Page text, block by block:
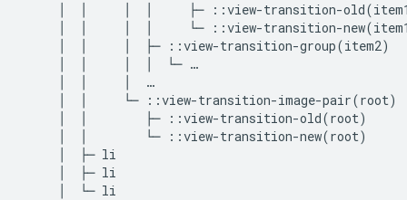
│  │     │  │     ├─ ::view-transition-
│  │     │  │     └─ ::view-transition-
     │  │     │  ├─ ::view-transition-group(item2)
     │  │     │  │  └─ …
     │  │     │  …
     │  │     └─ ::view-transition-image-pair(root)
     │  │        ├─ ::view-transition-old(root)
     │  │        └─ ::view-transition-new(root)
     │  ├─ li
     │  ├─ li
     │  └─ li